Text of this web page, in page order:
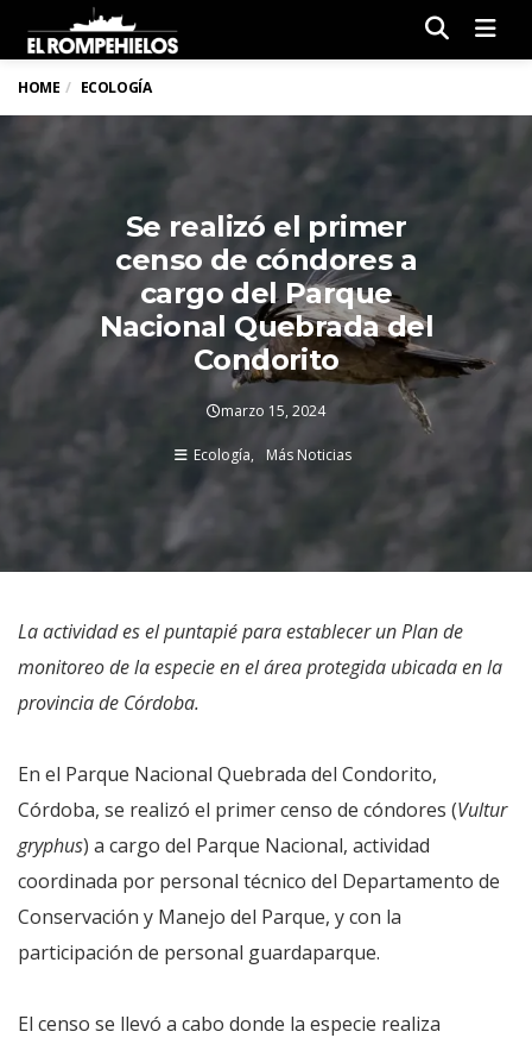
HOME ECOLOGÍA
Se realizó el primer
censo de cóndores a
cargo del Parque
Nacional Quebrada del
Condorito
marzo 15, 2024
Ecología Más Noticias
La actividad es el puntapié para establecer un Plan de
monitoreo de la especie en el área protegida ubicada en la
provincia de Córdoba.
En el Parque Nacional Quebrada del Condorito,
Córdoba, se realizó el primer censo de cóndores (Vultur
gryphus) a cargo del Parque Nacional, actividad
coordinada por personal técnico del Departamento de
Conservación y Manejo del Parque, y con la
participación de personal guardaparque.
El censo se llevó a cabo donde la especie realiza